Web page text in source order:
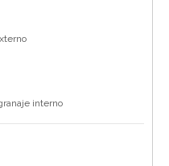
interno